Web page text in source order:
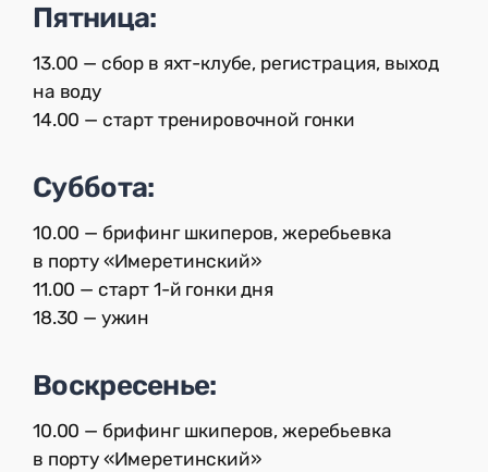
Пятница:
13.00 — сбор в яхт-клубе, регистрация, выход
на воду
14.00 — старт тренировочной гонки
Суббота:
10.00 — брифинг шкиперов, жеребьевка
в порту «Имеретинский»
11.00 — старт 1-й гонки дня
18.30 — ужин
Воскресенье:
10.00 — брифинг шкиперов, жеребьевка
в порту «Имеретинский»